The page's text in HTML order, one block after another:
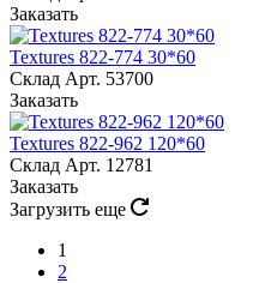
Заказать
Textures 822-774 30*60
Склад Арт. 53700
Заказать
Textures 822-962 120*60
Склад Арт. 12781
Заказать
Загрузить еще
1
2